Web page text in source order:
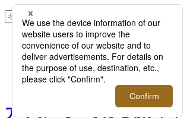
TOP
PHOTO
アウターシーズン到来 ｜イセタンメ
ンズがオススメするトレンドコー
ト・アウターを一挙にご紹介。
アウターシーズン到来 ｜イ